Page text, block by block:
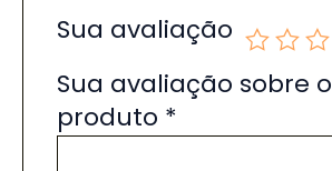
Sua avaliação
Sua avaliação sobre o
produto *